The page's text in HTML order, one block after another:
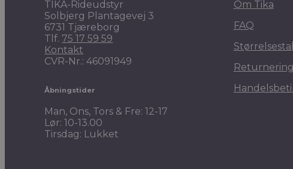
TIKA-Rideudstyr
Solbjerg Plantagevej 3
6731 Tjæreborg
Tlf. 75 17 59 59
Kontakt
CVR-Nr.: 46091949
Åbningstider
Man, Ons, Tors & Fre: 12-17
Lør: 10-13.00
Tirsdag: Lukket
Om Tika
FAQ
Returnering